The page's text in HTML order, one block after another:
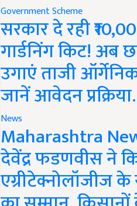
Government Scheme
सरकार दे रही
गार्डनिंग किट! अब
उगाएं ताजी
जानें आवेदन
News
Maharashtra
देवेंद्र फडणवीस ने
एग्रीटेक्नोलॉजीज